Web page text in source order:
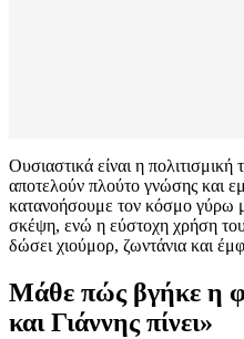
Ουσιαστικά είναι η πολιτισμική
αποτελούν πλούτο γνώσης και
κατανοήσουμε τον κόσμο γύρω
σκέψη, ενώ η εύστοχη χρήση
δώσει χιούμορ, ζωντάνια και
Μάθε πώς βγήκε η
και Γιάννης πίνει»